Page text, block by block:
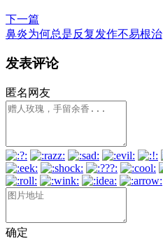
下一篇
鼻炎为何总是反复发作不易根治
发表评论
匿名网友
确定